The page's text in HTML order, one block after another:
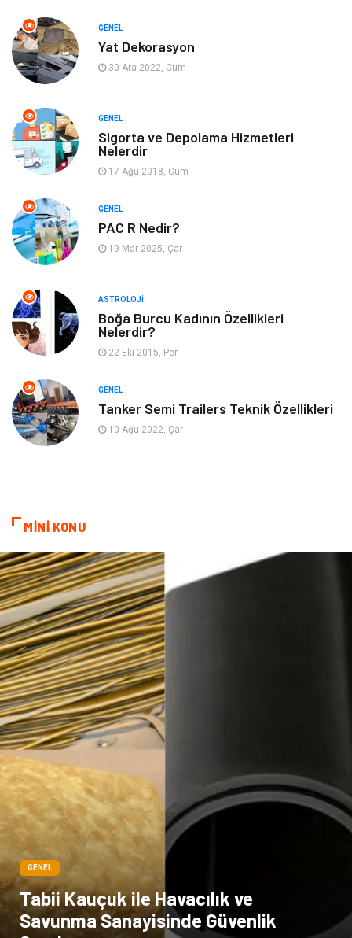
Eğitim ve Kariyer
Gıda Organizasyon
Tatil Hobi
Genel Kültür
Müzik
Mobilya
Finans
Aksesuar
Astroloji
GENEL
Yat Dekorasyon
30 Ara 2022, Cum
GENEL
Sigorta ve Depolama Hizmetleri
Nelerdir
17 Ağu 2018, Cum
GENEL
PAC R Nedir?
19 Mar 2025, Çar
ASTROLOJI
Boğa Burcu Kadının Özellikleri
Nelerdir?
22 Eki 2015, Per
GENEL
Tanker Semi Trailers Teknik Özellikleri
10 Ağu 2022, Çar
MİNİ KONU
GENEL
Tabii Kauçuk ile Havacılık ve
Savunma Sanayisinde Güvenlik